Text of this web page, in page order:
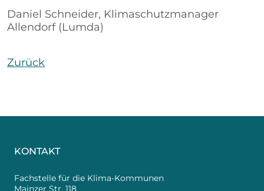
Daniel Schneider, Klimaschutzmanager
Allendorf (Lumda)
Zurück
KONTAKT
Fachstelle für die Klima-Kommunen
Mainzer Str. 118